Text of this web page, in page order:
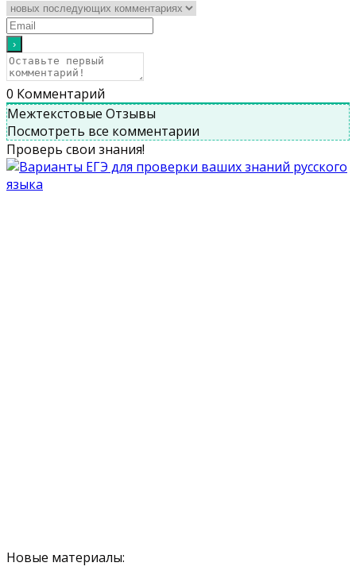
0 Комментарий
Межтекстовые Отзывы
Посмотреть все комментарии
Проверь свои знания!
Новые материалы: